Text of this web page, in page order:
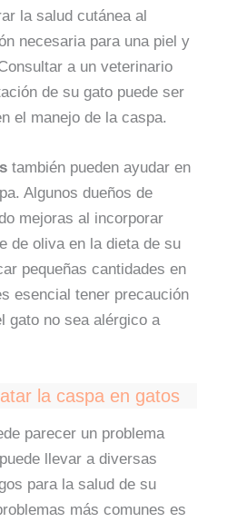
la salud cutánea al
necesaria para una piel y
a un veterinario
de su gato puede ser
el manejo de la caspa.
también pueden ayudar en
Algunos dueños de
mejoras al incorporar
de oliva en la dieta de su
pequeñas cantidades en
esencial tener precaución
gato no sea alérgico a
la caspa en gatos
parecer un problema
llevar a diversas
para la salud de su
más comunes es